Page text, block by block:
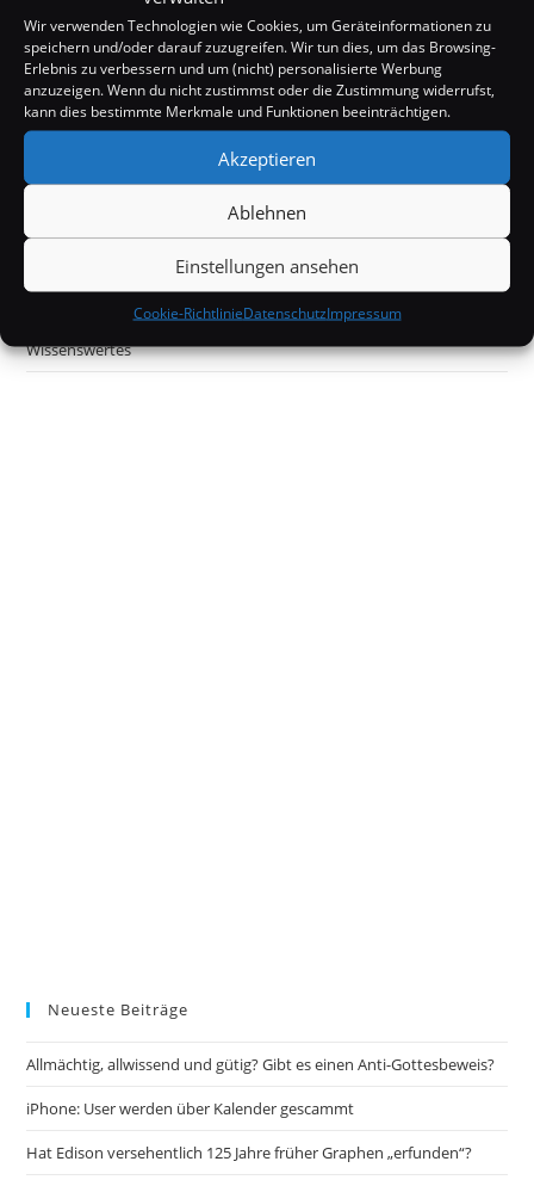
Wir verwenden Technologien wie Cookies, um Geräteinformationen zu
speichern und/oder darauf zuzugreifen. Wir tun dies, um das Browsing-
Erlebnis zu verbessern und um (nicht) personalisierte Werbung
anzuzeigen. Wenn du nicht zustimmst oder die Zustimmung widerrufst,
kann dies bestimmte Merkmale und Funktionen beeinträchtigen.
Akzeptieren
Ablehnen
Einstellungen ansehen
Cookie-RichtlinieDatenschutzImpressum
Kurioses
Mystery
Off Topic
Wissenswertes
Neueste Beiträge
Allmächtig, allwissend und gütig? Gibt es einen Anti-Gottesbeweis?
iPhone: User werden über Kalender gescammt
Hat Edison versehentlich 125 Jahre früher Graphen „erfunden“?